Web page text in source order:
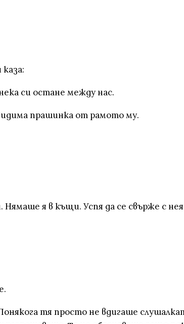
си остане между нас.
прашинка от рамото му.
я в къщи. Успя да се свърже с
тя просто не вдигаше